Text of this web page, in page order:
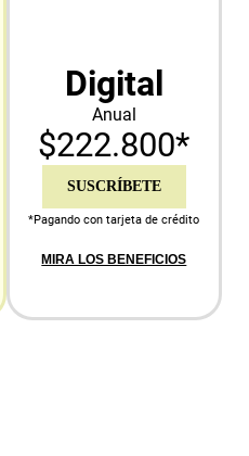
Digital
Anual
$222.800*
SUSCRÍBETE
*Pagando con tarjeta de crédito
MIRA LOS BENEFICIOS